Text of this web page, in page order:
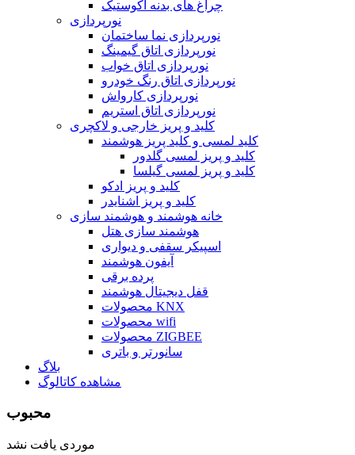
چراغ های بدنه آکوستیک
نورپردازی
نورپردازی نما ساختمان
نورپردازی اتاق گیمینگ
نورپردازی اتاق خواب
نورپردازی اتاق رنگ خودرو
نورپردازی کارواش
نورپردازی اتاق استریم
کلید و پریز خارجی و لاکچری
کلید لمسی و کلید پریز هوشمند
کلید و پریز لمسی گلدور
کلید و پریز لمسی گیلسا
کلید و پریز ادکو
کلید و پریز اشنایدر
خانه هوشمند و هوشمند سازی
هوشمند سازی هتل
اسپیکر سقفی و دیواری
آیفون هوشمند
پرده برقی
قفل دیجیتال هوشمند
محصولات KNX
محصولات wifi
محصولات ZIGBEE
سانورتر و باتری
بلاگ
مشاهده کاتالوگ
محبوب
موردی یافت نشد